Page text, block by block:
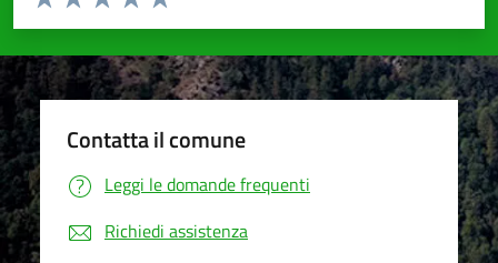
Valuta 5 stelle su 5
Valuta 4 stelle su 5
Valuta 3 stelle su 5
Valuta 2 stelle su 5
Valuta 1 stelle su 5
Contatta il comune
Leggi le domande frequenti
Richiedi assistenza